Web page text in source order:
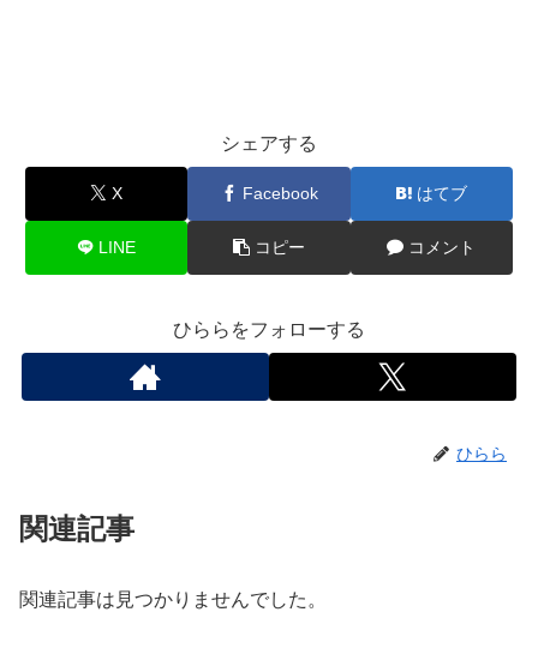
シェアする
X Facebook はてブ
LINE コピー コメント
ひららをフォローする
ひらら
関連記事
関連記事は見つかりませんでした。